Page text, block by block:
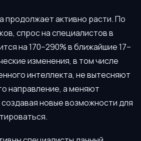
продолжает активно расти. По
спрос на специалистов в
на 170–290% в ближайшие 17–
изменения, в том числе
интеллекта, не вытесняют
направление, а меняют
новые возможности для